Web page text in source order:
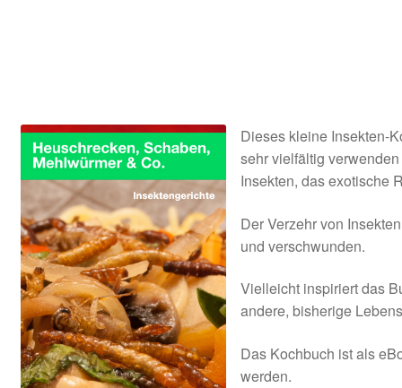
Kasse
Impressum
AGB
Dieses kleine Insekten-
sehr vielfältig
Insekten, das exotische
Der Verzehr von
und verschwunden.
Vielleicht inspiriert das
andere, bisherige
Das Kochbuch ist als
werden.